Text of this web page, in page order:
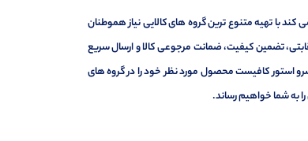
با تهیه متنوع ترین گروه های کالایی نیاز هموطنان
تضمین کیفیت، ضمانت مرجوعی کالا و ارسال سریع
استور کافیست محصول مورد نظر خود را در گروه های
به شما خواهیم رساند.